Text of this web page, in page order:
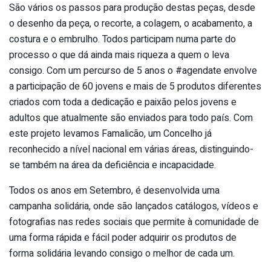
São vários os passos para produção destas peças, desde
o desenho da peça, o recorte, a colagem, o acabamento, a
costura e o embrulho. Todos participam numa parte do
processo o que dá ainda mais riqueza a quem o leva
consigo. Com um percurso de 5 anos o #agendate envolve
a participação de 60 jovens e mais de 5 produtos diferentes
criados com toda a dedicação e paixão pelos jovens e
adultos que atualmente são enviados para todo país. Com
este projeto levamos Famalicão, um Concelho já
reconhecido a nível nacional em várias áreas, distinguindo-
se também na área da deficiência e incapacidade.
Todos os anos em Setembro, é desenvolvida uma
campanha solidária, onde são lançados catálogos, vídeos e
fotografias nas redes sociais que permite à comunidade de
uma forma rápida e fácil poder adquirir os produtos de
forma solidária levando consigo o melhor de cada um.